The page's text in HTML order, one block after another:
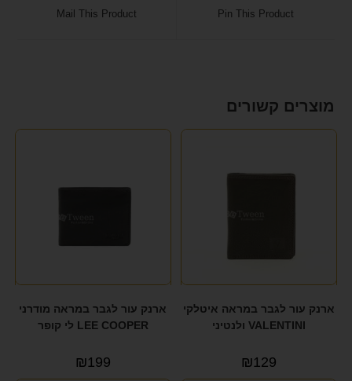
Pin This Product
Mail This Product
מוצרים קשורים
ארנק עור לגבר במראה איטלקי
VALENTINI ולנטיני
₪129
ארנק עור לגבר במראה מודרני
LEE COOPER לי קופר
₪199